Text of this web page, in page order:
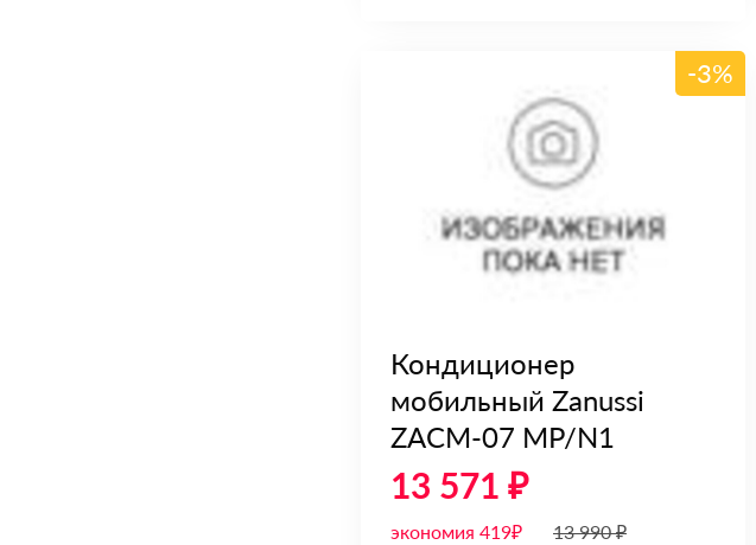
-3%
Кондиционер
мобильный Zanussi
ZACM-07 MP/N1
13 571 ₽
экономия 419₽ 13 990 ₽